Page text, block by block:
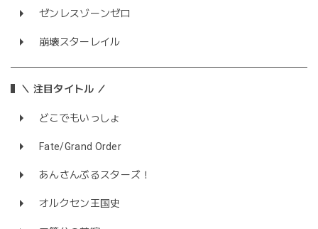
ゼンレスゾーンゼロ
崩壊スターレイル
＼ 注目タイトル ／
どこでもいっしょ
Fate/Grand Order
あんさんぶるスターズ！
オルクセン王国史